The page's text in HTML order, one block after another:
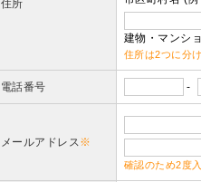
住所
建物・マンシ
住所は2つに分
電話番号 -
メールアドレス※
確認のため2度